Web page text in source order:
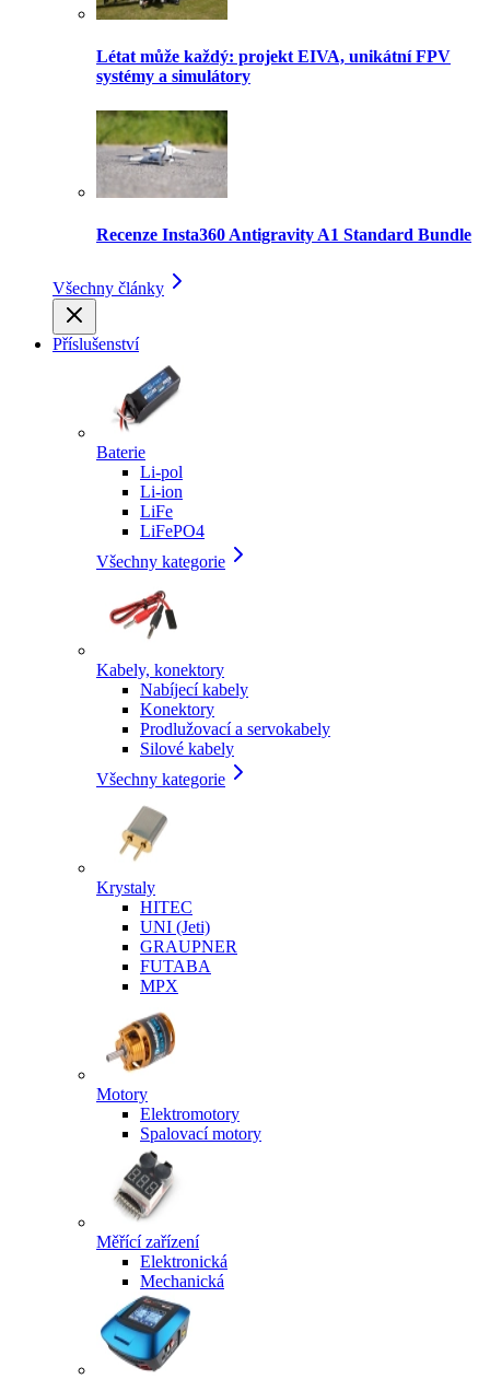
Létat může každý: projekt EIVA, unikátní FPV
systémy a simulátory
Recenze Insta360 Antigravity A1 Standard Bundle
Všechny články
Příslušenství
Baterie
Li-pol
Li-ion
LiFe
LiFePO4
Všechny kategorie
Kabely, konektory
Nabíjecí kabely
Konektory
Prodlužovací a servokabely
Silové kabely
Všechny kategorie
Krystaly
HITEC
UNI (Jeti)
GRAUPNER
FUTABA
MPX
Motory
Elektromotory
Spalovací motory
Měřící zařízení
Elektronická
Mechanická